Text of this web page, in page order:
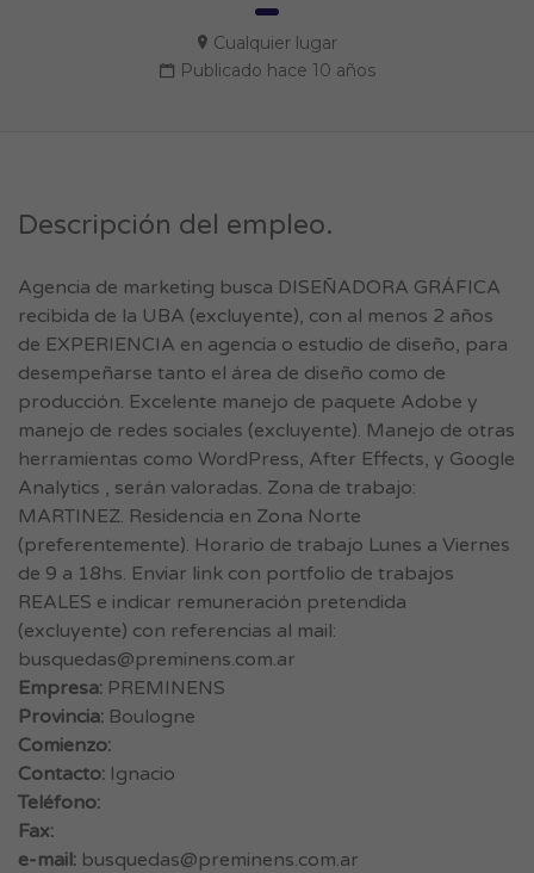
Cualquier lugar
Publicado hace 10 años
Descripción del empleo.
Agencia de marketing busca DISEÑADORA GRÁFICA
recibida de la UBA (excluyente), con al menos 2 años
de EXPERIENCIA en agencia o estudio de diseño, para
desempeñarse tanto el área de diseño como de
producción. Excelente manejo de paquete Adobe y
manejo de redes sociales (excluyente). Manejo de otras
herramientas como WordPress, After Effects, y Google
Analytics , serán valoradas. Zona de trabajo:
MARTINEZ. Residencia en Zona Norte
(preferentemente). Horario de trabajo Lunes a Viernes
de 9 a 18hs. Enviar link con portfolio de trabajos
REALES e indicar remuneración pretendida
(excluyente) con referencias al mail:
busquedas@preminens.com.ar
Empresa: PREMINENS
Provincia: Boulogne
Comienzo:
Contacto: Ignacio
Teléfono:
Fax:
e-mail: busquedas@preminens.com.ar